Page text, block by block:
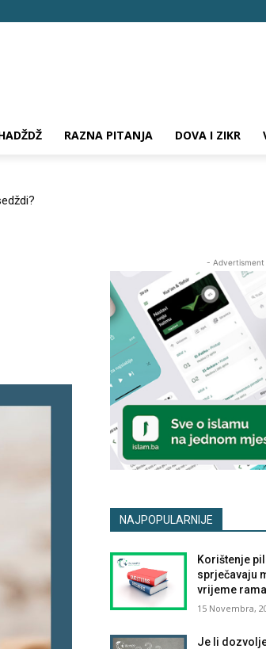
RAZNA PITANJA DOVA I ZIKR
- Advertisment
NAJPOPULARNIJE
Korištenje
sprječavaju
vrijeme
15 Novembra,
Je li